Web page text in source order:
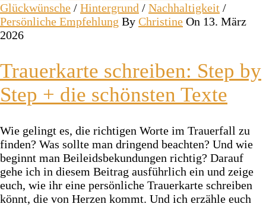
Glückwünsche / Hintergrund / Nachhaltigkeit /
Persönliche Empfehlung By Christine On 13. März
2026
Trauerkarte schreiben: Step by
Step + die schönsten Texte
Wie gelingt es, die richtigen Worte im Trauerfall zu
finden? Was sollte man dringend beachten? Und wie
beginnt man Beileidsbekundungen richtig? Darauf
gehe ich in diesem Beitrag ausführlich ein und zeige
euch, wie ihr eine persönliche Trauerkarte schreiben
könnt, die von Herzen kommt. Und ich erzähle euch